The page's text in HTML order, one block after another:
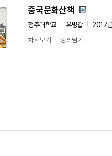
중국문화산책
청주대학교 유병갑
2017
차시보기
강의담기